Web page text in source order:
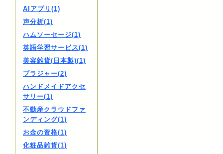
AIアプリ(1)
声分析(1)
ハムソーセージ(1)
英語学習サービス(1)
美容雑貨(日本製)(1)
ブラジャー(2)
ハンドメイドアクセ
サリー(1)
不動産クラウドファ
ンディング(1)
お金の資格(1)
化粧品雑貨(1)